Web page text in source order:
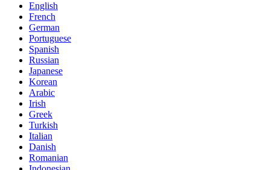
English
French
German
Portuguese
Spanish
Russian
Japanese
Korean
Arabic
Irish
Greek
Turkish
Italian
Danish
Romanian